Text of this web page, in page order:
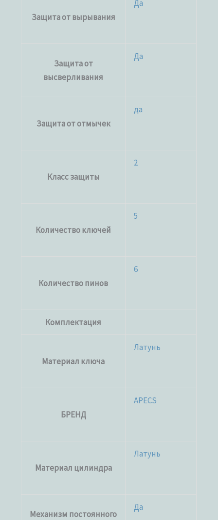
Защита от вырывания
Да
Защита от
высверливания
Да
Защита от отмычек
да
Класс защиты
2
Количество ключей
5
Количество пинов
6
Комплектация
Материал ключа
Латунь
БРЕНД
APECS
Материал цилиндра
Латунь
Механизм постоянного
Да